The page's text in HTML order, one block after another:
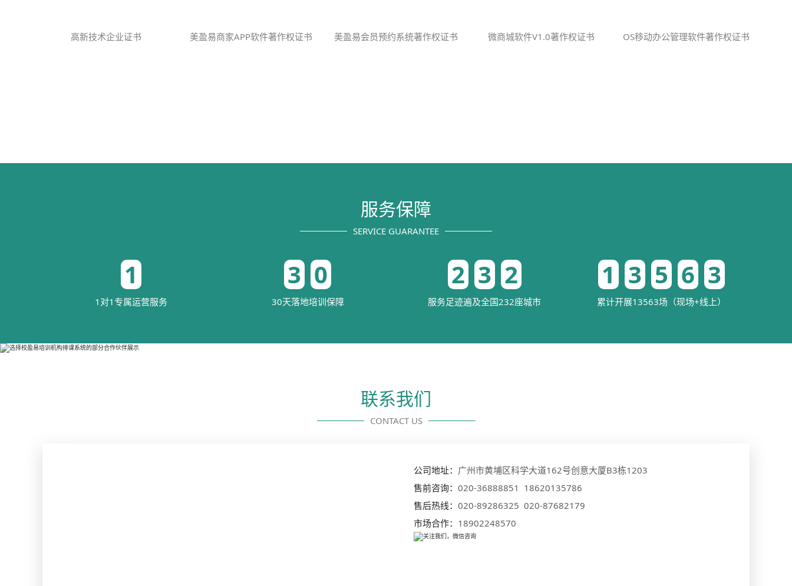
高新技术企业证书 美盈易商家APP软件著作权证书 美盈易会员预约系统著作权证书 微商城软件V1.0著作权证书 OS移动办公管理软件著作权证书
服务保障
SERVICE GUARANTEE
1
1对1专属运营服务
3 0
30天落地培训保障
2 3 2
服务足迹遍及全国232座城市
1 3 5 6 3
累计开展13563场（现场+线上）
联系我们
CONTACT US
公司地址： 广州市黄埔区科学大道162号创意大厦B3栋1203
售前咨询： 020-36888851 18620135786
售后热线： 020-89286325 020-87682179
市场合作： 18902248570